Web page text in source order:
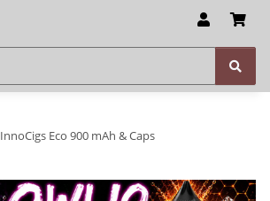
InnoCigs Eco 900 mAh & Caps